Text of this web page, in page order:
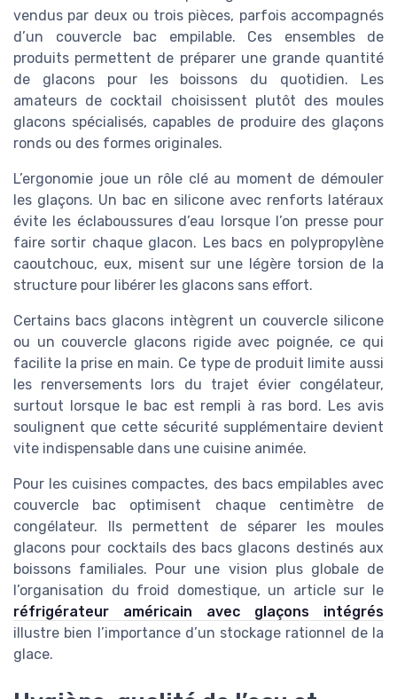
vendus par deux ou trois pièces, parfois accompagnés
d’un couvercle bac empilable. Ces ensembles de
produits permettent de préparer une grande quantité
de glacons pour les boissons du quotidien. Les
amateurs de cocktail choisissent plutôt des moules
glacons spécialisés, capables de produire des glaçons
ronds ou des formes originales.
L’ergonomie joue un rôle clé au moment de démouler
les glaçons. Un bac en silicone avec renforts latéraux
évite les éclaboussures d’eau lorsque l’on presse pour
faire sortir chaque glacon. Les bacs en polypropylène
caoutchouc, eux, misent sur une légère torsion de la
structure pour libérer les glacons sans effort.
Certains bacs glacons intègrent un couvercle silicone
ou un couvercle glacons rigide avec poignée, ce qui
facilite la prise en main. Ce type de produit limite aussi
les renversements lors du trajet évier congélateur,
surtout lorsque le bac est rempli à ras bord. Les avis
soulignent que cette sécurité supplémentaire devient
vite indispensable dans une cuisine animée.
Pour les cuisines compactes, des bacs empilables avec
couvercle bac optimisent chaque centimètre de
congélateur. Ils permettent de séparer les moules
glacons pour cocktails des bacs glacons destinés aux
boissons familiales. Pour une vision plus globale de
l’organisation du froid domestique, un article sur le
réfrigérateur américain avec glaçons intégrés
illustre bien l’importance d’un stockage rationnel de la
glace.